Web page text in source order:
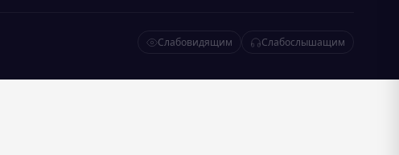
Слабовидящим Слабослышащим